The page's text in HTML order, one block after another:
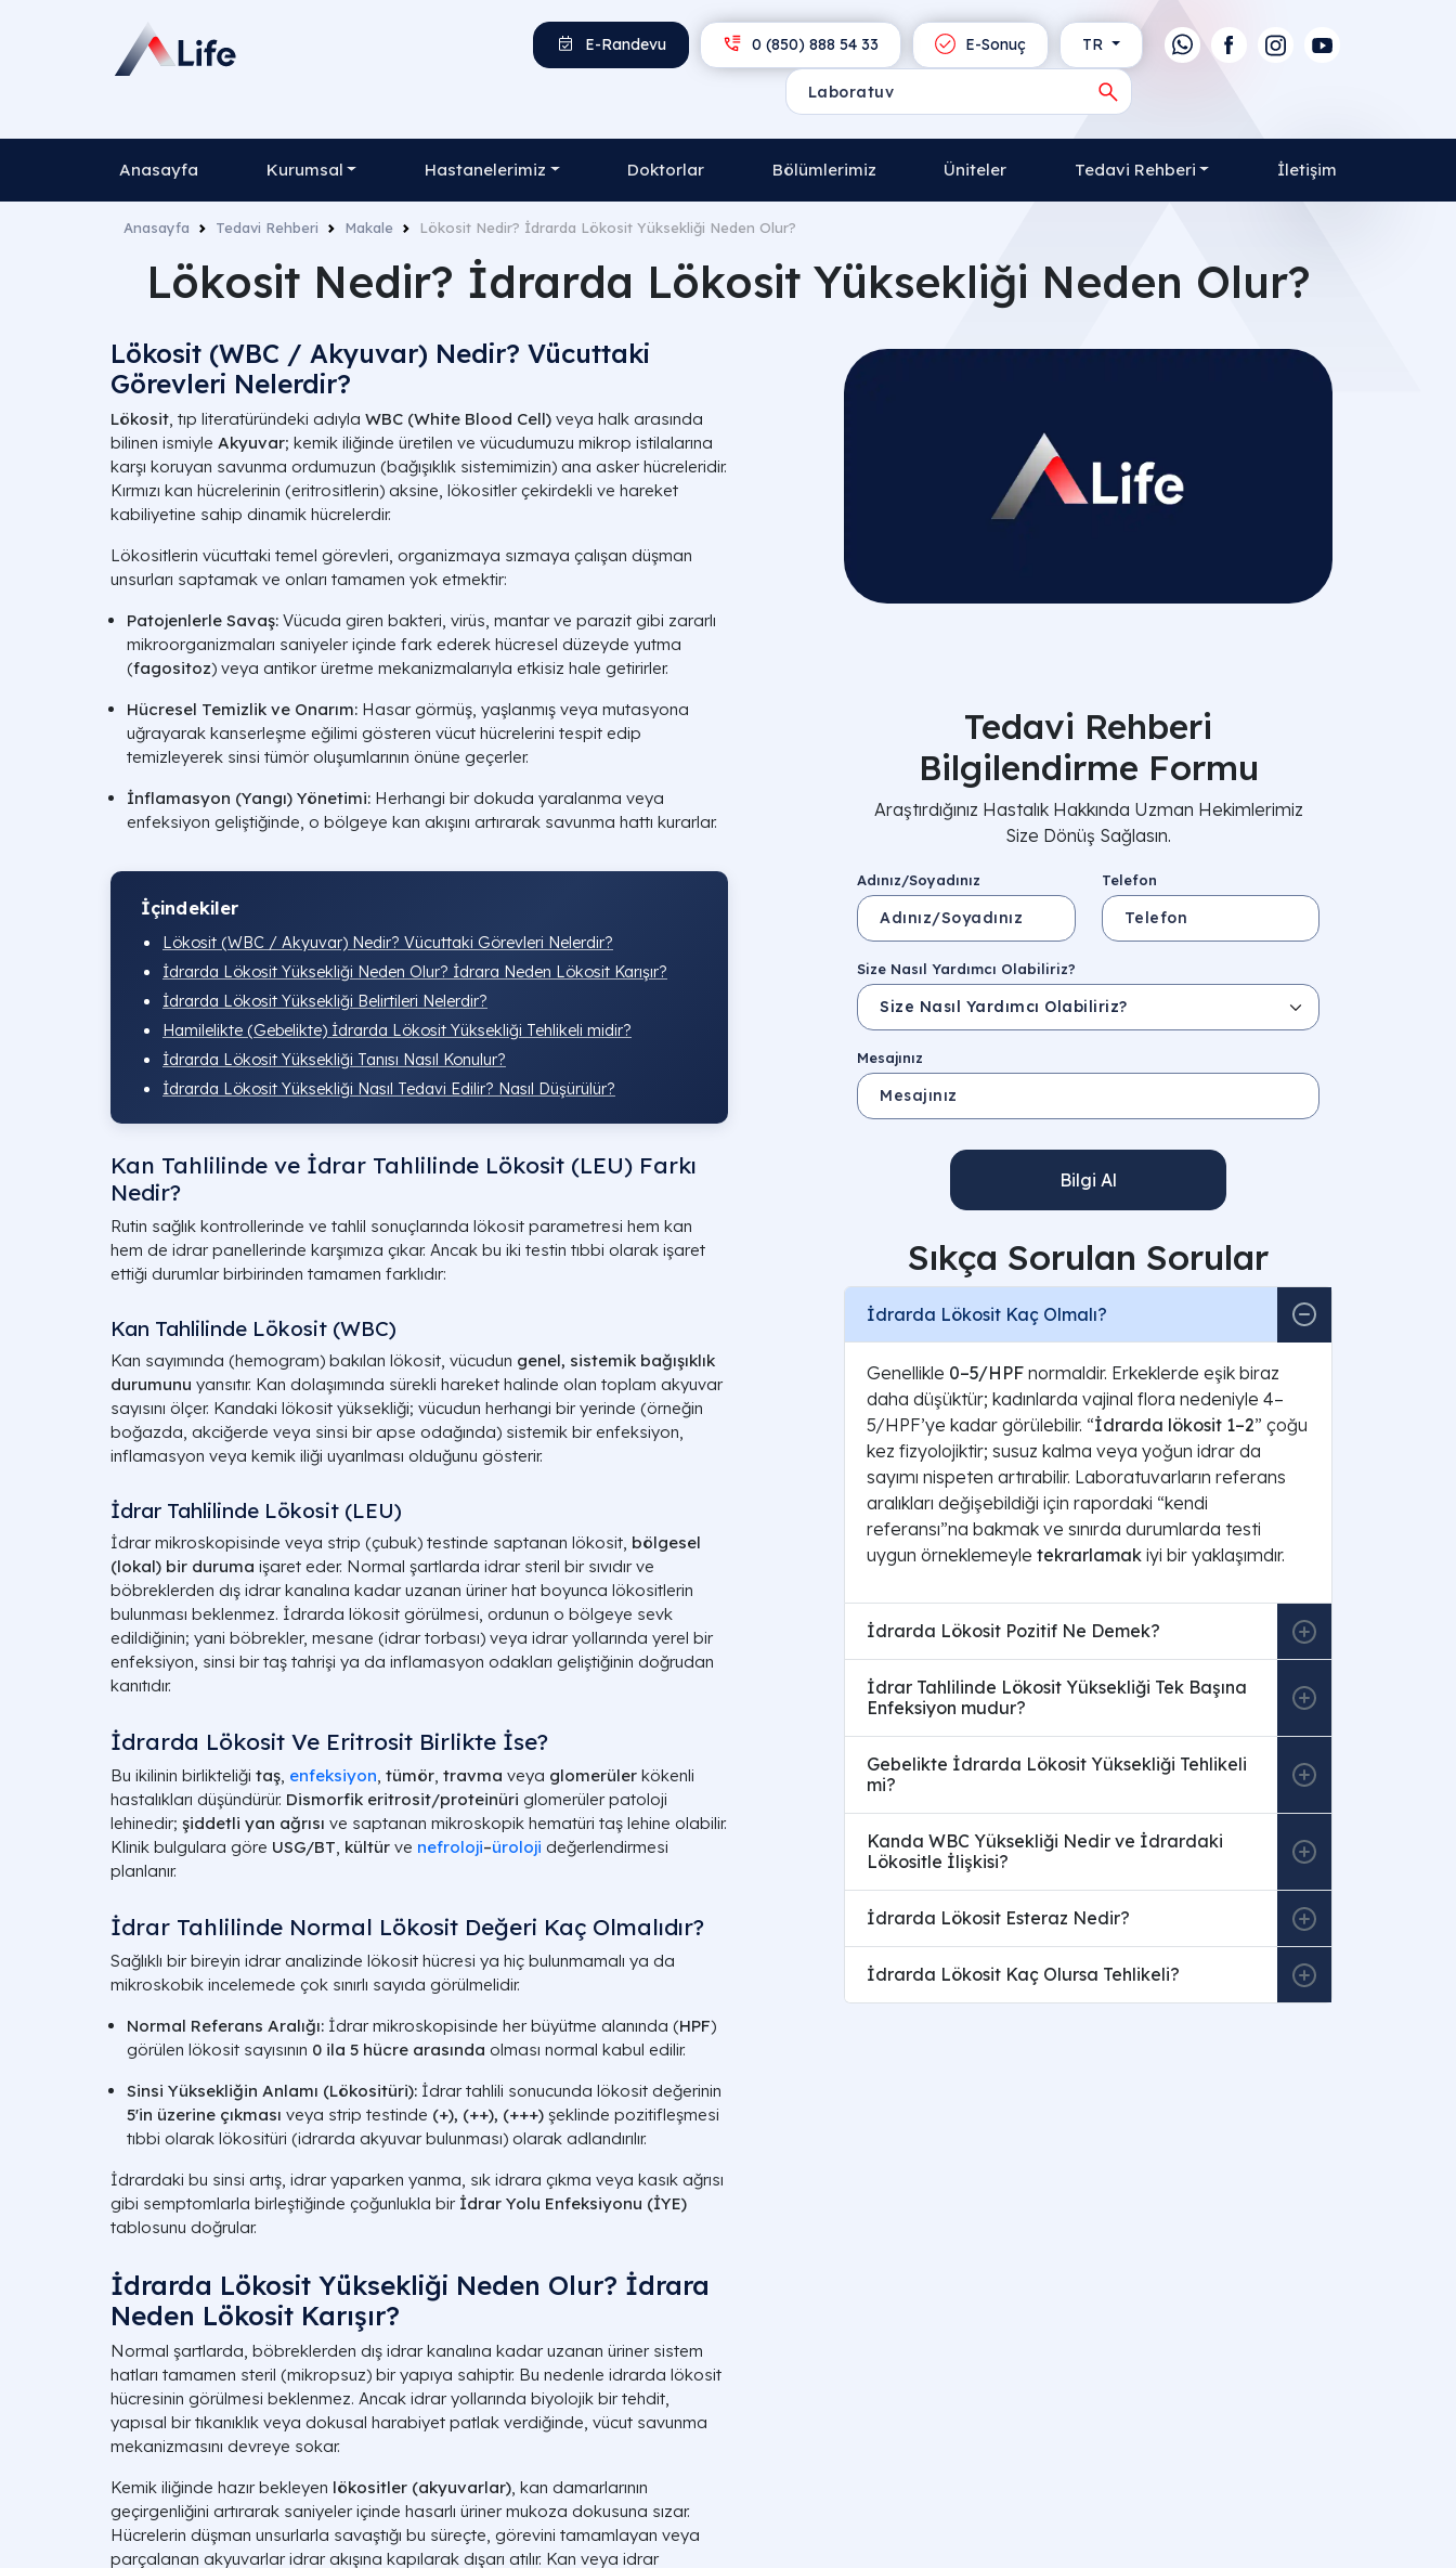
TR
E-Sonuç
0 (850) 888 54 33
E-Randevu
Anasayfa Kurumsal Hastanelerimiz Doktorlar Bölümlerimiz Üniteler Tedavi Rehberi İletişim
Anasayfa Tedavi Rehberi Makale Lökosit Nedir? İdrarda Lökosit Yüksekliği Neden Olur?
Lökosit Nedir? İdrarda Lökosit Yüksekliği Neden Olur?
Lökosit (WBC / Akyuvar) Nedir? Vücuttaki
Görevleri Nelerdir?
Lökosit, tıp literatüründeki adıyla WBC (White Blood Cell) veya halk arasında
bilinen ismiyle Akyuvar; kemik iliğinde üretilen ve vücudumuzu mikrop istilalarına
karşı koruyan savunma ordumuzun (bağışıklık sistemimizin) ana asker hücreleridir.
Kırmızı kan hücrelerinin (eritrositlerin) aksine, lökositler çekirdekli ve hareket
kabiliyetine sahip dinamik hücrelerdir.
Lökositlerin vücuttaki temel görevleri, organizmaya sızmaya çalışan düşman
unsurları saptamak ve onları tamamen yok etmektir:
Patojenlerle Savaş: Vücuda giren bakteri, virüs, mantar ve parazit gibi zararlı
mikroorganizmaları saniyeler içinde fark ederek hücresel düzeyde yutma
(fagositoz) veya antikor üretme mekanizmalarıyla etkisiz hale getirirler.
Hücresel Temizlik ve Onarım: Hasar görmüş, yaşlanmış veya mutasyona
uğrayarak kanserleşme eğilimi gösteren vücut hücrelerini tespit edip
temizleyerek sinsi tümör oluşumlarının önüne geçerler.
İnflamasyon (Yangı) Yönetimi: Herhangi bir dokuda yaralanma veya
enfeksiyon geliştiğinde, o bölgeye kan akışını artırarak savunma hattı kurarlar.
İçindekiler
Lökosit (WBC / Akyuvar) Nedir? Vücuttaki Görevleri Nelerdir?
İdrarda Lökosit Yüksekliği Neden Olur? İdrara Neden Lökosit Karışır?
İdrarda Lökosit Yüksekliği Belirtileri Nelerdir?
Hamilelikte (Gebelikte) İdrarda Lökosit Yüksekliği Tehlikeli midir?
İdrarda Lökosit Yüksekliği Tanısı Nasıl Konulur?
İdrarda Lökosit Yüksekliği Nasıl Tedavi Edilir? Nasıl Düşürülür?
Kan Tahlilinde ve İdrar Tahlilinde Lökosit (LEU) Farkı
Nedir?
Rutin sağlık kontrollerinde ve tahlil sonuçlarında lökosit parametresi hem kan
hem de idrar panellerinde karşımıza çıkar. Ancak bu iki testin tıbbi olarak işaret
ettiği durumlar birbirinden tamamen farklıdır:
Kan Tahlilinde Lökosit (WBC)
Kan sayımında (hemogram) bakılan lökosit, vücudun genel, sistemik bağışıklık
durumunu yansıtır. Kan dolaşımında sürekli hareket halinde olan toplam akyuvar
sayısını ölçer. Kandaki lökosit yüksekliği; vücudun herhangi bir yerinde (örneğin
boğazda, akciğerde veya sinsi bir apse odağında) sistemik bir enfeksiyon,
inflamasyon veya kemik iliği uyarılması olduğunu gösterir.
İdrar Tahlilinde Lökosit (LEU)
İdrar mikroskopisinde veya strip (çubuk) testinde saptanan lökosit, bölgesel
(lokal) bir duruma işaret eder. Normal şartlarda idrar steril bir sıvıdır ve
böbreklerden dış idrar kanalına kadar uzanan üriner hat boyunca lökositlerin
bulunması beklenmez. İdrarda lökosit görülmesi, ordunun o bölgeye sevk
edildiğinin; yani böbrekler, mesane (idrar torbası) veya idrar yollarında yerel bir
enfeksiyon, sinsi bir taş tahrişi ya da inflamasyon odakları geliştiğinin doğrudan
kanıtıdır.
İdrarda Lökosit Ve Eritrosit Birlikte İse?
Bu ikilinin birlikteliği taş, enfeksiyon, tümör, travma veya glomerüler kökenli
hastalıkları düşündürür. Dismorfik eritrosit/proteinüri glomerüler patoloji
lehinedir; şiddetli yan ağrısı ve saptanan mikroskopik hematüri taş lehine olabilir.
Klinik bulgulara göre USG/BT, kültür ve nefroloji–üroloji değerlendirmesi
planlanır.
İdrar Tahlilinde Normal Lökosit Değeri Kaç Olmalıdır?
Sağlıklı bir bireyin idrar analizinde lökosit hücresi ya hiç bulunmamalı ya da
mikroskobik incelemede çok sınırlı sayıda görülmelidir.
Normal Referans Aralığı: İdrar mikroskopisinde her büyütme alanında (HPF)
görülen lökosit sayısının 0 ila 5 hücre arasında olması normal kabul edilir.
Sinsi Yüksekliğin Anlamı (Lökositüri): İdrar tahlili sonucunda lökosit değerinin
5'in üzerine çıkması veya strip testinde (+), (++), (+++) şeklinde pozitifleşmesi
tıbbi olarak lökositüri (idrarda akyuvar bulunması) olarak adlandırılır.
İdrardaki bu sinsi artış, idrar yaparken yanma, sık idrara çıkma veya kasık ağrısı
gibi semptomlarla birleştiğinde çoğunlukla bir İdrar Yolu Enfeksiyonu (İYE)
tablosunu doğrular.
İdrarda Lökosit Yüksekliği Neden Olur? İdrara
Neden Lökosit Karışır?
Normal şartlarda, böbreklerden dış idrar kanalına kadar uzanan üriner sistem
hatları tamamen steril (mikropsuz) bir yapıya sahiptir. Bu nedenle idrarda lökosit
hücresinin görülmesi beklenmez. Ancak idrar yollarında biyolojik bir tehdit,
yapısal bir tıkanıklık veya dokusal harabiyet patlak verdiğinde, vücut savunma
mekanizmasını devreye sokar.
Kemik iliğinde hazır bekleyen lökositler (akyuvarlar), kan damarlarının
geçirgenliğini artırarak saniyeler içinde hasarlı üriner mukoza dokusuna sızar.
Hücrelerin düşman unsurlarla savaştığı bu süreçte, görevini tamamlayan veya
parçalanan akyuvarlar idrar akışına kapılarak dışarı atılır. Kan veya idrar
Tedavi Rehberi
Bilgilendirme Formu
Araştırdığınız Hastalık Hakkında Uzman Hekimlerimiz
Size Dönüş Sağlasın.
Adınız/Soyadınız Telefon
Size Nasıl Yardımcı Olabiliriz?
Mesajınız
Bilgi Al
Sıkça Sorulan Sorular
İdrarda Lökosit Kaç Olmalı?
Genellikle 0–5/HPF normaldir. Erkeklerde eşik biraz
daha düşüktür; kadınlarda vajinal flora nedeniyle 4–
5/HPF’ye kadar görülebilir. “İdrarda lökosit 1–2” çoğu
kez fizyolojiktir; susuz kalma veya yoğun idrar da
sayımı nispeten artırabilir. Laboratuvarların referans
aralıkları değişebildiği için rapordaki “kendi
referansı”na bakmak ve sınırda durumlarda testi
uygun örneklemeyle tekrarlamak iyi bir yaklaşımdır.
İdrarda Lökosit Pozitif Ne Demek?
İdrar Tahlilinde Lökosit Yüksekliği Tek Başına
Enfeksiyon mudur?
Gebelikte İdrarda Lökosit Yüksekliği Tehlikeli
mi?
Kanda WBC Yüksekliği Nedir ve İdrardaki
Lökositle İlişkisi?
İdrarda Lökosit Esteraz Nedir?
İdrarda Lökosit Kaç Olursa Tehlikeli?